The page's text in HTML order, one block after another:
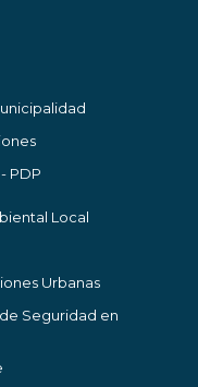
PDP
Local
Urbanas
Seguridad en